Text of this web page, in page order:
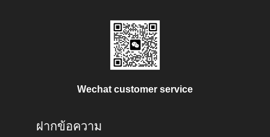
Wechat customer service
ฝากข้อความ